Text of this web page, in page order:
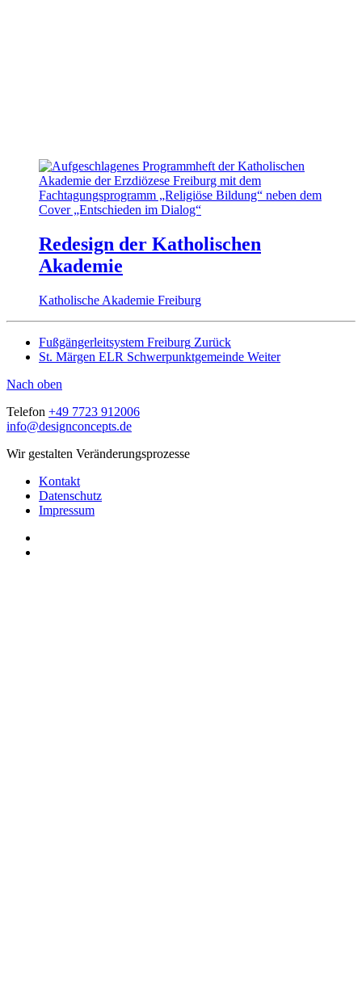
Redesign der Katholischen
Akademie
Katholische Akademie Freiburg
Fußgängerleitsystem Freiburg Zurück
St. Märgen ELR Schwerpunktgemeinde Weiter
Nach oben
Telefon +49 7723 912006
info@designconcepts.de
Wir gestalten Veränderungsprozesse
Kontakt
Datenschutz
Impressum